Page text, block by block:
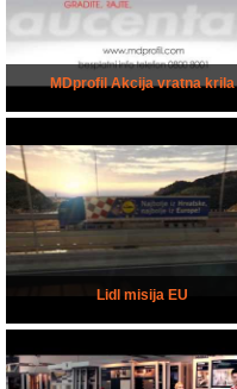
MDprofil Akcija vratna krila
Lidl misija EU